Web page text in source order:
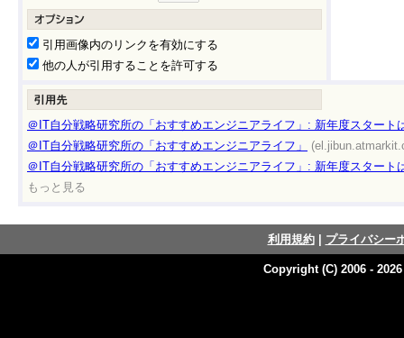
引用画像内のリンクを有効にする
他の人が引用することを許可する
＠IT自分戦略研究所の「おすすめエンジニアライフ」: 新年度スタート
＠IT自分戦略研究所の「おすすめエンジニアライフ」
＠IT自分戦略研究所の「おすすめエンジニアライフ」: 新年度スタート
もっと見る
利用規約| プライバシー
Copyright (C) 2006 -